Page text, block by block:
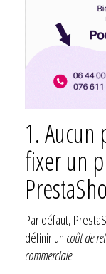
1.
fixer un
Par défaut,
définir un coût de
commerciale.